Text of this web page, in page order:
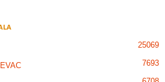
25069
7693